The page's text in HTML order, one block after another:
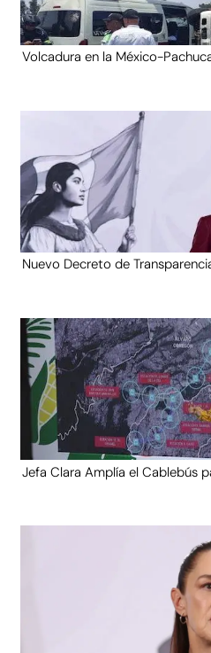
Volcadura en la México-
Nuevo Decreto de
Jefa Clara Amplía el Cablebús